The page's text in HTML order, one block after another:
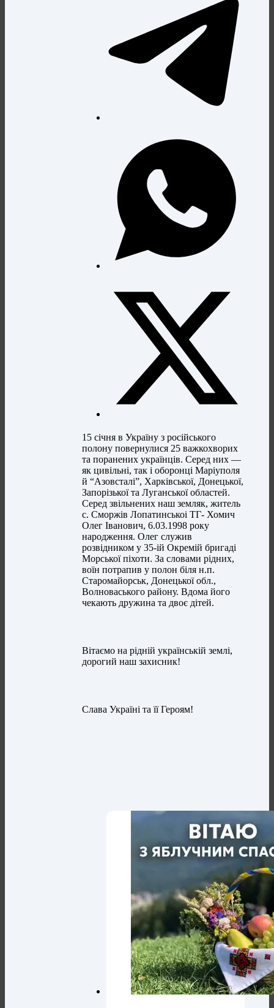
15 січня в Україну з російського
полону повернулися 25 важкохворих
та поранених українців. Серед них —
як цивільні, так і оборонці Маріуполя
й “Азовсталі”, Харківської, Донецької,
Запорізької та Луганської областей.
Серед звільнених наш земляк, житель
с. Сморжів Лопатинськоі ТГ- Хомич
Олег Іванович, 6.03.1998 року
народження. Олег служив
розвідником у 35-ій Окремій бригаді
Морської піхоти. За словами рідних,
воїн потрапив у полон біля н.п.
Старомайорськ, Донецької обл.,
Волноваського району. Вдома його
чекають дружина та двоє дітей.
Вітаємо на рідній українській землі,
дорогий наш захисник!
Слава Україні та її Героям!